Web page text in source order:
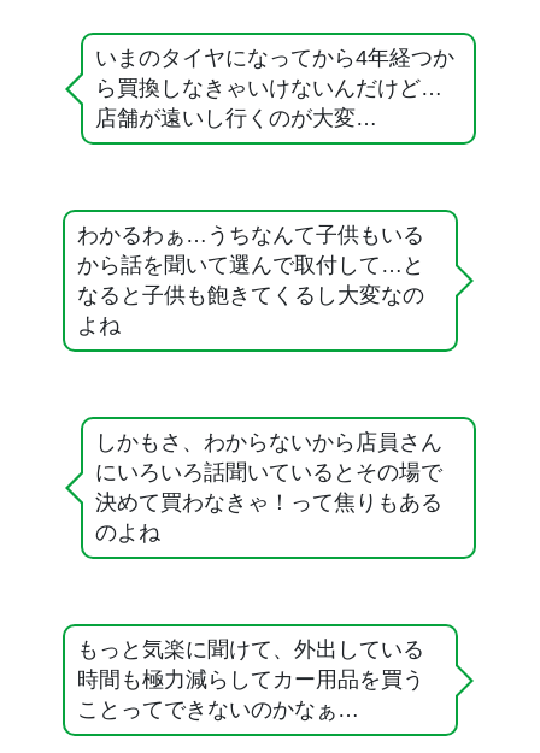
いまのタイヤになってから4年経つか
ら買換しなきゃいけないんだけど…
店舗が遠いし行くのが大変…
わかるわぁ…うちなんて子供もいる
から話を聞いて選んで取付して…と
なると子供も飽きてくるし大変なの
よね
しかもさ、わからないから店員さん
にいろいろ話聞いているとその場で
決めて買わなきゃ！って焦りもある
のよね
もっと気楽に聞けて、外出している
時間も極力減らしてカー用品を買う
ことってできないのかなぁ…